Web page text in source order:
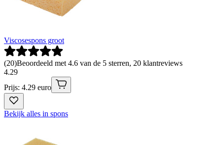
Viscosespons groot
(20)Beoordeeld met 4.6 van de 5 sterren, 20 klantreviews
4.29
Prijs: 4.29 euro
Bekijk alles in spons